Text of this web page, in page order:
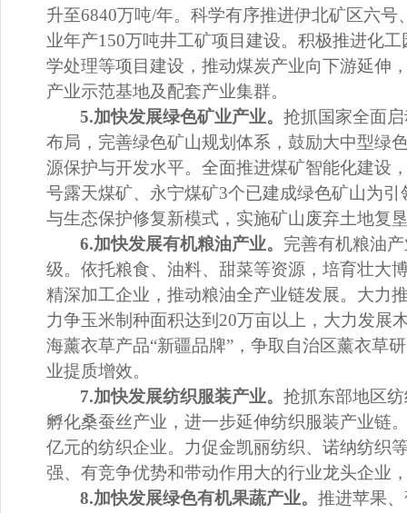
升至6840万吨/年。 科学有序推进伊北矿区六号
业年产150万吨井工矿项目 建设。 积极推进化工
学处理等项目 建设 ， 推动煤炭产业向下游延伸
产业示范基地及配套产业集群。
5.加快发展绿色矿业产业。抢抓国家全面
布局，完善绿色矿山规划体系，鼓励大中型绿
源保护与开发水平。 全面推进煤矿智能化建设
号露天煤矿、永宁煤矿3个已建成绿色矿山为引
与生态保护修复新模式，实施矿山废弃土地复
6.加快发展有机粮油产业。 完善有机粮油
级。依托粮食、油料、甜菜等资源，培育壮大
精深加工企业，推动粮油全产业链发展。 大力
力争玉米制种面积达到 20万亩以上，大力发展
海薰衣草产品“新疆品牌” ， 争取自治区薰衣草
业提质增效。
7.加快发展纺织服装产业。抢抓东部地区
孵化桑蚕丝产业，进一步延伸纺织服装产业链
亿元的纺织企业。 力促金凯丽纺织、诺纳纺织
强、有竞争优势和带动作用大的行业龙头企业
8.加快发展绿色有机果蔬产业。推进苹果